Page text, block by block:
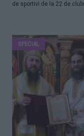
de sportivi de la 22 de
SPECIAL